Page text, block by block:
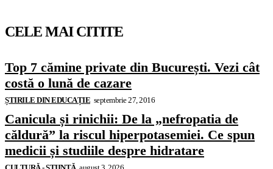
CELE MAI CITITE
Top 7 cămine private din București. Vezi cât
costă o lună de cazare
ȘTIRILE DIN EDUCAȚIE septembrie 27, 2016
Canicula și rinichii: De la „nefropatia de
căldură” la riscul hiperpotasemiei. Ce spun
medicii și studiile despre hidratare